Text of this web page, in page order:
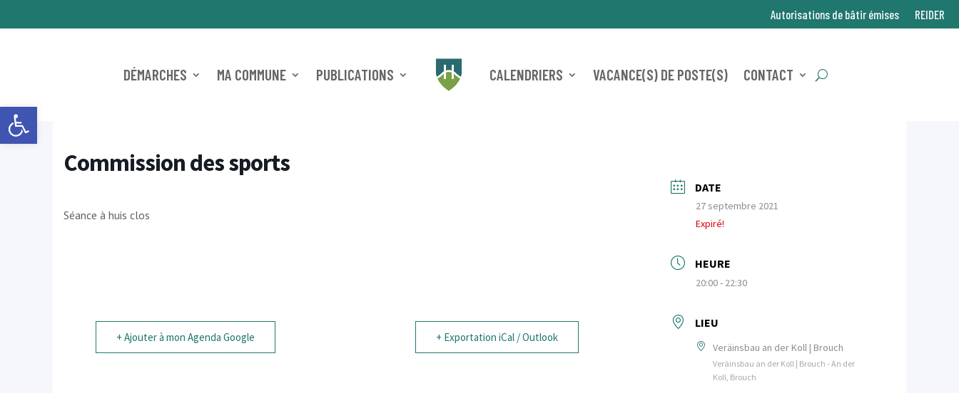
Ouvrir la barre d’outils
Autorisations de bâtir émises REIDER
DÉMARCHES MA COMMUNE PUBLICATIONS CALENDRIERS VACANCE(S) DE POSTE(S) CONTACT
Commission des sports
Séance à huis clos
+ Ajouter à mon Agenda Google + Exportation iCal / Outlook
DATE
27 septembre 2021
Expiré!
HEURE
20:00 - 22:30
LIEU
Veräinsbau an der Koll | Brouch
Veräinsbau an der Koll | Brouch - An der
Koll, Brouch